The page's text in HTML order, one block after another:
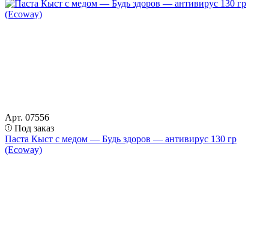
Арт. 07556
Под заказ
Паста Кыст с медом — Будь здоров — антивирус 130 гр
(Ecoway)